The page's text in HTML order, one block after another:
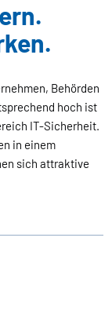
Behörden
hoch ist
IT-Sicherheit.
in einem
sich attraktive